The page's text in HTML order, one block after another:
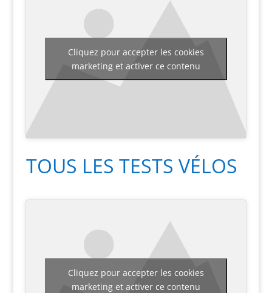
Cliquez pour accepter les cookies
marketing et activer ce contenu
TOUS LES TESTS VÉLOS
Cliquez pour accepter les cookies
marketing et activer ce contenu